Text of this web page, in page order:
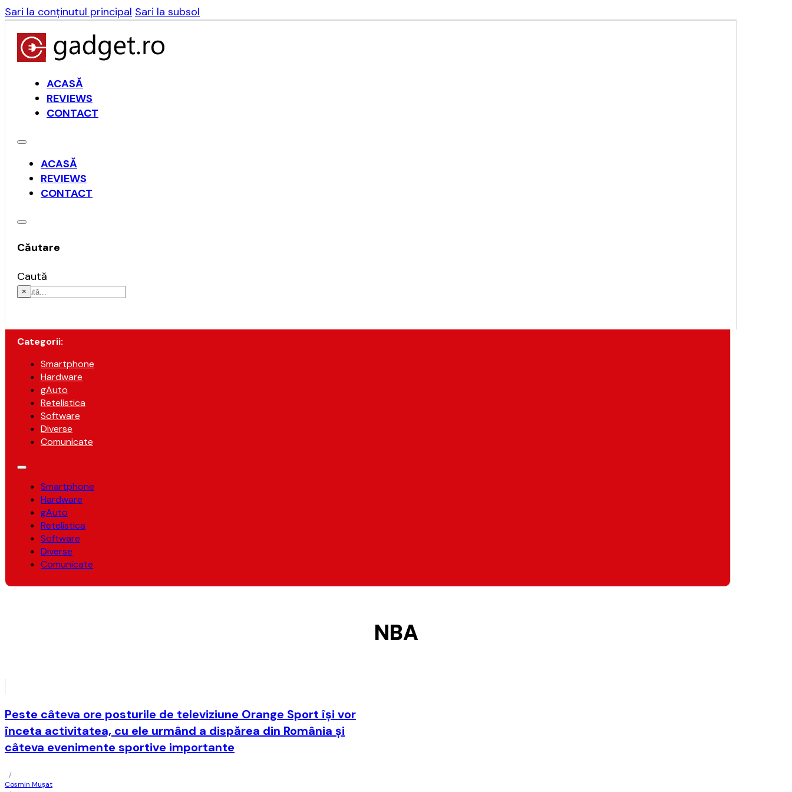
Sari la conținutul principal Sari la subsol
ACASĂ
REVIEWS
CONTACT
ACASĂ
REVIEWS
CONTACT
Căutare
Caută
×
Categorii:
Smartphone
Hardware
gAuto
Retelistica
Software
Diverse
Comunicate
Smartphone
Hardware
gAuto
Retelistica
Software
Diverse
Comunicate
NBA
Peste câteva ore posturile de televiziune Orange Sport îşi vor
înceta activitatea, cu ele urmând a dispărea din România şi
câteva evenimente sportive importante
/
Cosmin Mușat